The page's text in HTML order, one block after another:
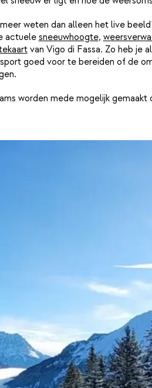
weten dan alleen het live
actuele sneeuwhoogte,
van Vigo di Fassa. Zo heb je
goed voor te bereiden of de
worden mede mogelijk gemaakt